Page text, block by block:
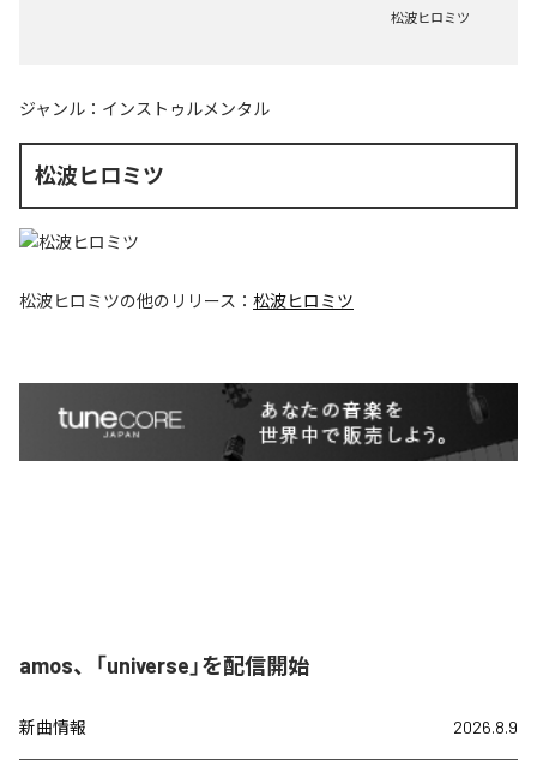
松波ヒロミツ
ジャンル： インストゥルメンタル
松波ヒロミツ
松波ヒロミツの他のリリース： 松波ヒロミツ
amos、「universe」を配信開始
新曲情報 2026.8.9